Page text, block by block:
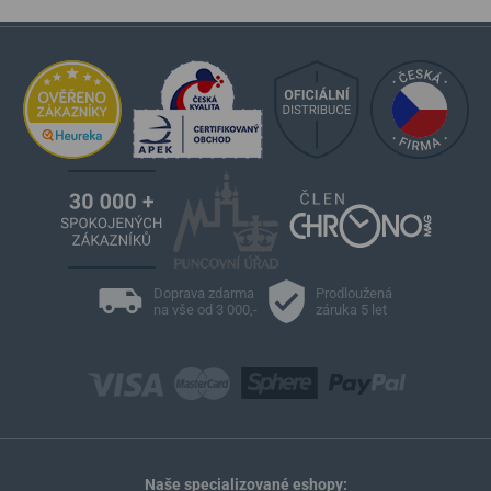
Populární modelové řady Frederique
Constant
Classics
Highlife
Vintage Rally
Runabout
Doprava zdarma
na vše od 3 000,-
Prodloužená
záruka 5 let
Naše specializované eshopy: